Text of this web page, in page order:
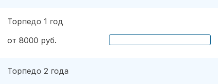
Торпедо 1 год
от 8000 руб.
Торпедо 2 года